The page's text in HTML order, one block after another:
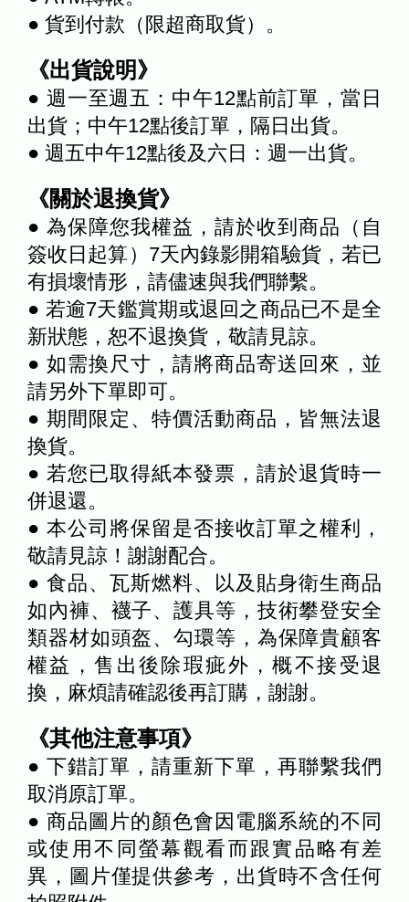
● 貨到付款（限超商取貨）。
《出貨說明》
● 週一至週五：中午12點前訂單，當日
出貨；中午12點後訂單，隔日出貨。
● 週五中午12點後及六日：週一出貨。
《關於退換貨》
● 為保障您我權益，請於收到商品（自
簽收日起算）7天內錄影開箱驗貨，若已
有損壞情形，請儘速與我們聯繫。
● 若逾7天鑑賞期或退回之商品已不是全
新狀態，恕不退換貨，敬請見諒。
● 如需換尺寸，請將商品寄送回來，並
請另外下單即可。
● 期間限定、特價活動商品，皆無法退
換貨。
● 若您已取得紙本發票，請於退貨時一
併退還。
● 本公司將保留是否接收訂單之權利，
敬請見諒！謝謝配合。
● 食品、瓦斯燃料、以及貼身衛生商品
如內褲、襪子、護具等，技術攀登安全
類器材如頭盔、勾環等，為保障貴顧客
權益，售出後除瑕疵外，概不接受退
換，麻煩請確認後再訂購，謝謝。
《其他注意事項》
● 下錯訂單，請重新下單，再聯繫我們
取消原訂單。
● 商品圖片的顏色會因電腦系統的不同
或使用不同螢幕觀看而跟實品略有差
異，圖片僅提供參考，出貨時不含任何